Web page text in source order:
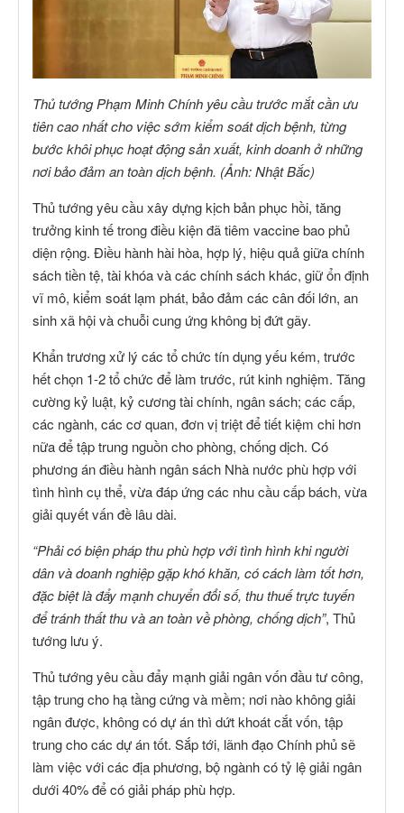
Thủ tướng Phạm Minh Chính yêu cầu trước mắt cần ưu
tiên cao nhất cho việc sớm kiểm soát dịch bệnh, từng
bước khôi phục hoạt động sản xuất, kinh doanh ở những
nơi bảo đảm an toàn dịch bệnh. (Ảnh: Nhật Bắc)
Thủ tướng yêu cầu xây dựng kịch bản phục hồi, tăng
trưởng kinh tế trong điều kiện đã tiêm vaccine bao phủ
diện rộng. Điều hành hài hòa, hợp lý, hiệu quả giữa chính
sách tiền tệ, tài khóa và các chính sách khác, giữ ổn định
vĩ mô, kiểm soát lạm phát, bảo đảm các cân đối lớn, an
sinh xã hội và chuỗi cung ứng không bị đứt gãy.
Khẩn trương xử lý các tổ chức tín dụng yếu kém, trước
hết chọn 1-2 tổ chức để làm trước, rút kinh nghiệm. Tăng
cường kỷ luật, kỷ cương tài chính, ngân sách; các cấp,
các ngành, các cơ quan, đơn vị triệt để tiết kiệm chi hơn
nữa để tập trung nguồn cho phòng, chống dịch. Có
phương án điều hành ngân sách Nhà nước phù hợp với
tình hình cụ thể, vừa đáp ứng các nhu cầu cấp bách, vừa
giải quyết vấn đề lâu dài.
“Phải có biện pháp thu phù hợp với tình hình khi người
dân và doanh nghiệp gặp khó khăn, có cách làm tốt hơn,
đặc biệt là đẩy mạnh chuyển đổi số, thu thuế trực tuyến
để tránh thất thu và an toàn về phòng, chống dịch”, Thủ
tướng lưu ý.
Thủ tướng yêu cầu đẩy mạnh giải ngân vốn đầu tư công,
tập trung cho hạ tầng cứng và mềm; nơi nào không giải
ngân được, không có dự án thì dứt khoát cắt vốn, tập
trung cho các dự án tốt. Sắp tới, lãnh đạo Chính phủ sẽ
làm việc với các địa phương, bộ ngành có tỷ lệ giải ngân
dưới 40% để có giải pháp phù hợp.